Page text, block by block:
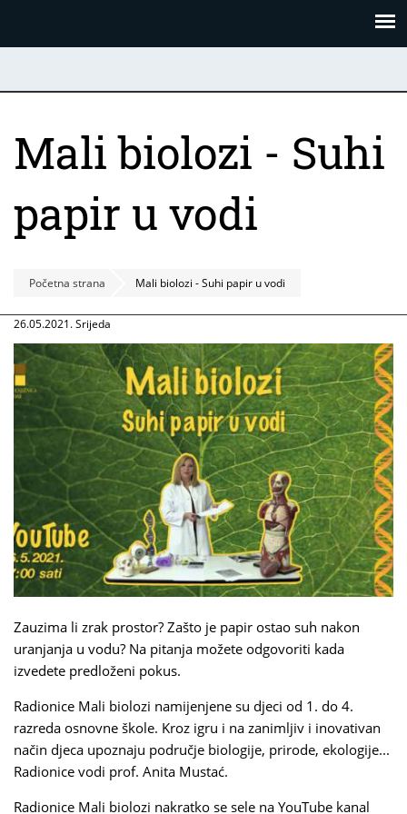
Mali biolozi - Suhi
papir u vodi
Početna strana Mali biolozi - Suhi papir u vodi
26.05.2021. Srijeda
Zauzima li zrak prostor? Zašto je papir ostao suh nakon
uranjanja u vodu? Na pitanja možete odgovoriti kada
izvedete predloženi pokus.
Radionice Mali biolozi namijenjene su djeci od 1. do 4.
razreda osnovne škole. Kroz igru i na zanimljiv i inovativan
način djeca upoznaju područje biologije, prirode, ekologije...
Radionice vodi prof. Anita Mustać.
Radionice Mali biolozi nakratko se sele na YouTube kanal